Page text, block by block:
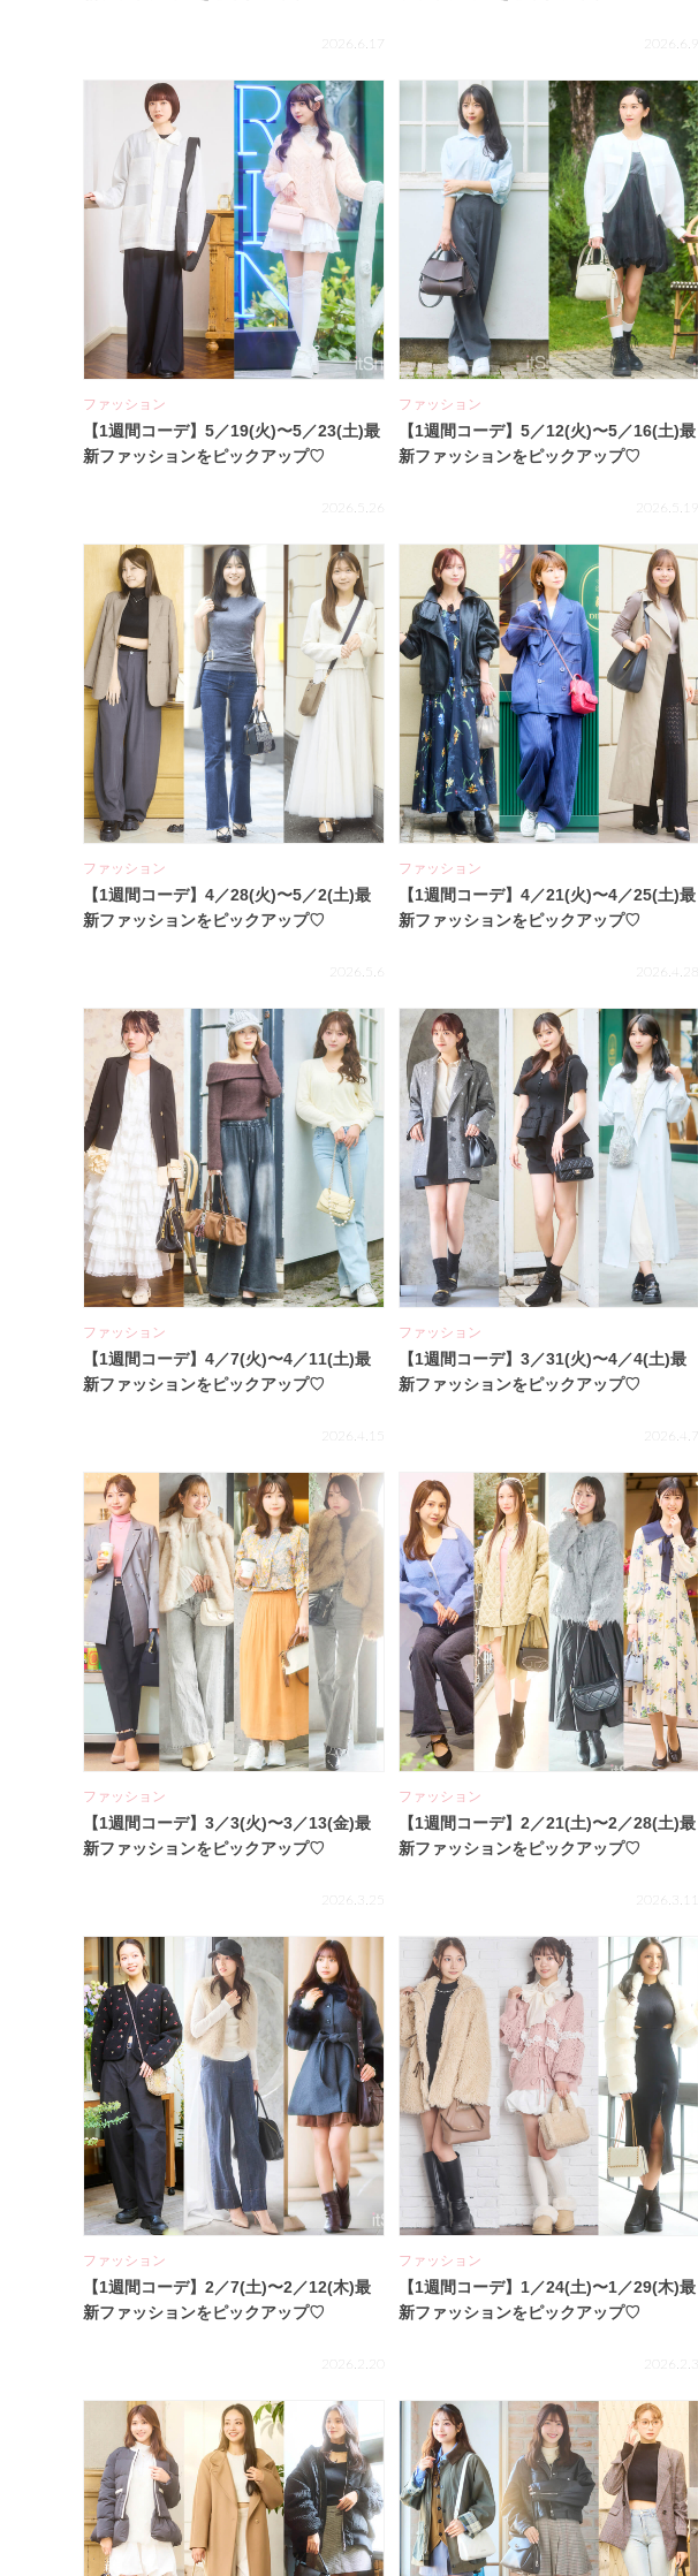
2026.6.17 2026.6.9
ファッション
【1週間コーデ】5／19(火)〜5／23(土)最
新ファッションをピックアップ♡
2026.5.26
ファッション
【1週間コーデ】5／12(火)〜5／16(土)最
新ファッションをピックアップ♡
2026.5.19
ファッション
【1週間コーデ】4／28(火)〜5／2(土)最
新ファッションをピックアップ♡
2026.5.6
ファッション
【1週間コーデ】4／21(火)〜4／25(土)最
新ファッションをピックアップ♡
2026.4.28
ファッション
【1週間コーデ】4／7(火)〜4／11(土)最
新ファッションをピックアップ♡
2026.4.15
ファッション
【1週間コーデ】3／31(火)〜4／4(土)最
新ファッションをピックアップ♡
2026.4.7
ファッション
【1週間コーデ】3／3(火)〜3／13(金)最
新ファッションをピックアップ♡
2026.3.25
ファッション
【1週間コーデ】2／21(土)〜2／28(土)最
新ファッションをピックアップ♡
2026.3.11
ファッション
【1週間コーデ】2／7(土)〜2／12(木)最
新ファッションをピックアップ♡
2026.2.20
ファッション
【1週間コーデ】1／24(土)〜1／29(木)最
新ファッションをピックアップ♡
2026.2.3